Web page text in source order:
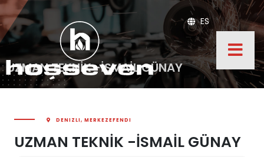
ES
UZMAN TEKNİK -İSMAİL GÜNAY
DENIZLI, MERKEZEFENDI
UZMAN TEKNİK -İSMAİL GÜNAY